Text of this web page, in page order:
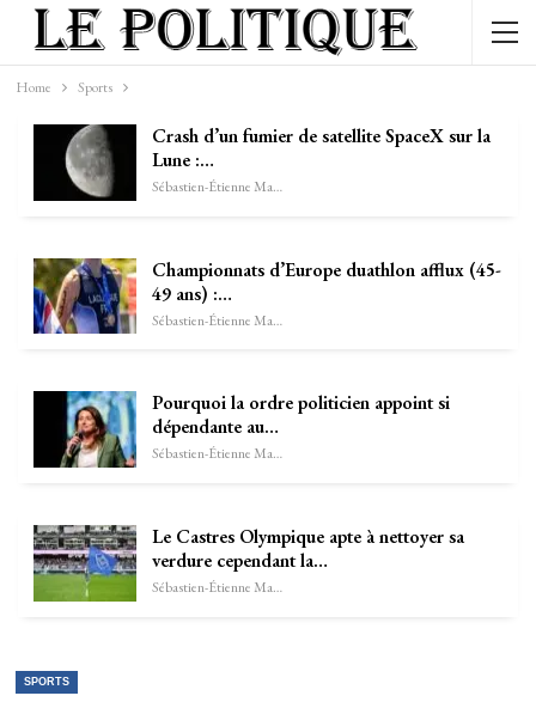
Home Sports
Crash d’un fumier de satellite SpaceX sur la
Lune :…
Sébastien-Étienne Marechal
Championnats d’Europe duathlon afflux (45-
49 ans) :…
Sébastien-Étienne Marechal
Pourquoi la ordre politicien appoint si
dépendante au…
Sébastien-Étienne Marechal
Le Castres Olympique apte à nettoyer sa
verdure cependant la…
Sébastien-Étienne Marechal
SPORTS